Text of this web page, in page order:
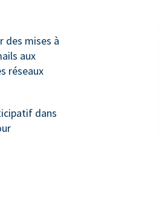
des mises à
aux
réseaux
dans